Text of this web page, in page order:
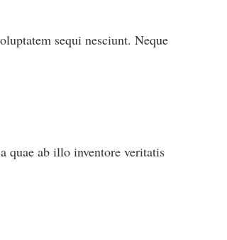
sequi nesciunt. Neque
quae ab illo inventore veritatis